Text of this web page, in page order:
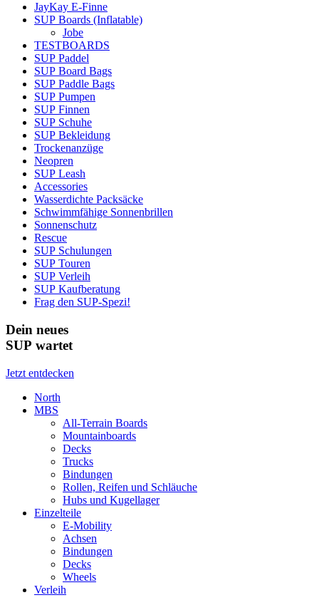
JayKay E-Finne
SUP Boards (Inflatable)
Jobe
TESTBOARDS
SUP Paddel
SUP Board Bags
SUP Paddle Bags
SUP Pumpen
SUP Finnen
SUP Schuhe
SUP Bekleidung
Trockenanzüge
Neopren
SUP Leash
Accessories
Wasserdichte Packsäcke
Schwimmfähige Sonnenbrillen
Sonnenschutz
Rescue
SUP Schulungen
SUP Touren
SUP Verleih
SUP Kaufberatung
Frag den SUP-Spezi!
Dein neues
SUP wartet
Jetzt entdecken
North
MBS
All-Terrain Boards
Mountainboards
Decks
Trucks
Bindungen
Rollen, Reifen und Schläuche
Hubs und Kugellager
Einzelteile
E-Mobility
Achsen
Bindungen
Decks
Wheels
Verleih